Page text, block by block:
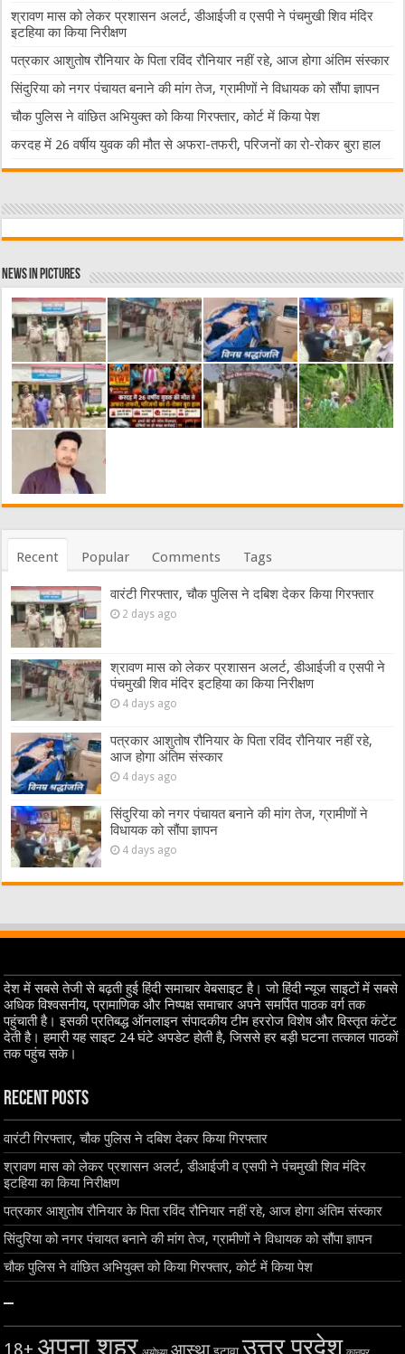
श्रावण मास को लेकर प्रशासन अलर्ट, डीआईजी व एसपी ने पंचमुखी शिव मंदिर
इटहिया का किया निरीक्षण
पत्रकार आशुतोष रौनियार के पिता रविंद रौनियार नहीं रहे, आज होगा अंतिम संस्कार
सिंदुरिया को नगर पंचायत बनाने की मांग तेज, ग्रामीणों ने विधायक को सौंपा ज्ञापन
चौक पुलिस ने वांछित अभियुक्त को किया गिरफ्तार, कोर्ट में किया पेश
करदह में 26 वर्षीय युवक की मौत से अफरा-तफरी, परिजनों का रो-रोकर बुरा हाल
News in Pictures
Recent Popular Comments Tags
वारंटी गिरफ्तार, चौक पुलिस ने दबिश देकर किया गिरफ्तार
2 days ago
श्रावण मास को लेकर प्रशासन अलर्ट, डीआईजी व एसपी ने
पंचमुखी शिव मंदिर इटहिया का किया निरीक्षण
4 days ago
पत्रकार आशुतोष रौनियार के पिता रविंद रौनियार नहीं रहे,
आज होगा अंतिम संस्कार
4 days ago
सिंदुरिया को नगर पंचायत बनाने की मांग तेज, ग्रामीणों ने
विधायक को सौंपा ज्ञापन
4 days ago
देश में सबसे तेजी से बढ़ती हुई हिंदी समाचार वेबसाइट है। जो हिंदी न्यूज साइटों में सबसे
अधिक विश्वसनीय, प्रामाणिक और निष्पक्ष समाचार अपने समर्पित पाठक वर्ग तक
पहुंचाती है। इसकी प्रतिबद्ध ऑनलाइन संपादकीय टीम हररोज विशेष और विस्तृत कंटेंट
देती है। हमारी यह साइट 24 घंटे अपडेट होती है, जिससे हर बड़ी घटना तत्काल पाठकों
तक पहुंच सके।
Recent Posts
वारंटी गिरफ्तार, चौक पुलिस ने दबिश देकर किया गिरफ्तार
श्रावण मास को लेकर प्रशासन अलर्ट, डीआईजी व एसपी ने पंचमुखी शिव मंदिर
इटहिया का किया निरीक्षण
पत्रकार आशुतोष रौनियार के पिता रविंद रौनियार नहीं रहे, आज होगा अंतिम संस्कार
सिंदुरिया को नगर पंचायत बनाने की मांग तेज, ग्रामीणों ने विधायक को सौंपा ज्ञापन
चौक पुलिस ने वांछित अभियुक्त को किया गिरफ्तार, कोर्ट में किया पेश
–
अपना शहर उत्तर प्रदेश